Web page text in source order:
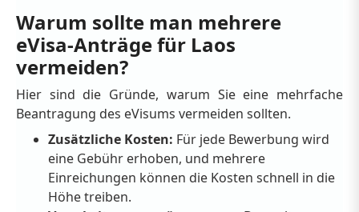
Warum sollte man mehrere
eVisa-Anträge für Laos
vermeiden?
Hier sind die Gründe, warum Sie eine mehrfache
Beantragung des eVisums vermeiden sollten.
Zusätzliche Kosten: Für jede Bewerbung wird
eine Gebühr erhoben, und mehrere
Einreichungen können die Kosten schnell in die
Höhe treiben.